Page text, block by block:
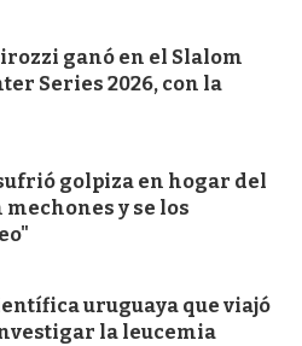
ganó en el Slalom
Series 2026, con la
golpiza en hogar del
y se los
uruguaya que viajó
la leucemia